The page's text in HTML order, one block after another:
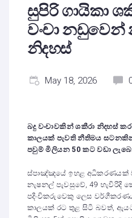
සුපිරි ගායිකා
වංචා
නිදහස්
May 18, 2026
බදු වංචාවකින් ශකීරා නිදහස්
කාලයක් පැවති නීතිමය
පවුම් මිලියන 50 කට වඩා
ස්පාඤ්ඤයේ ඉහළ අධිකරණයක්
නැෂනල් පැවසුවේ, 49 හැවිරිදි
පදිංචිකරුවෙකු ලෙස වර්ගීකරණය
කාලයක් රට තුළ සිටි බවත්,